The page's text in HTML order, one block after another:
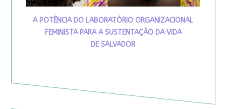
A POTÊNCIA DO LABORATÓRIO ORGANIZACIONAL
FEMINISTA PARA A SUSTENTAÇÃO DA VIDA
DE SALVADOR